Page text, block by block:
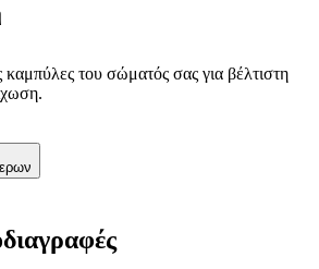
καμπύλες του σώματός σας για βέλτιστη